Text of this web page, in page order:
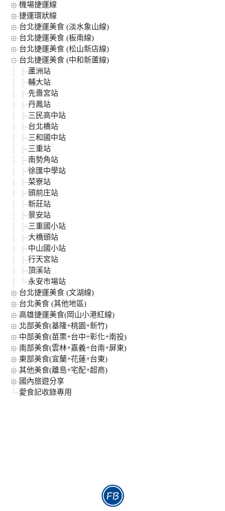
機場捷運線
捷運環狀線
台北捷運美食 (淡水象山線)
台北捷運美食 (板南線)
台北捷運美食 (松山新店線)
台北捷運美食 (中和新蘆線)
蘆洲站
輔大站
先嗇宮站
丹鳳站
三民高中站
台北橋站
三和國中站
三重站
南勢角站
徐匯中學站
菜寮站
頭前庄站
新莊站
景安站
三重國小站
大橋頭站
中山國小站
行天宮站
頂溪站
永安市場站
台北捷運美食 (文湖線)
台北美食 (其他地區)
高雄捷運美食(岡山小港紅線)
北部美食(基隆+桃園+新竹)
中部美食(苗栗+台中+彰化+南投)
南部美食(雲林+嘉義+台南+屏東)
東部美食(宜蘭+花蓮+台東)
其他美食(離島+宅配+超商)
國內旅遊分享
愛食記收錄專用